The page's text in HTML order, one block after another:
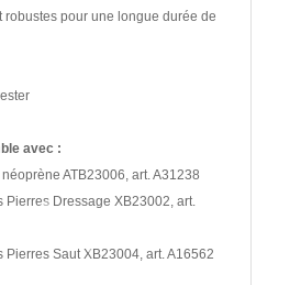
robustes pour une longue durée de
avec :
ATB23006, art.A31238
Pierres Dressage XB23002, art.
Pierres Saut XB23004, art.A16562